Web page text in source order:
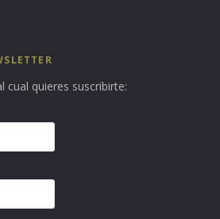
cual quieres suscribirte: